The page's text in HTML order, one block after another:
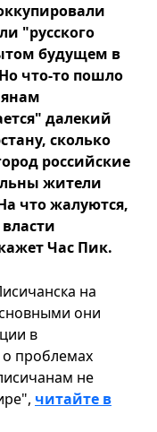
"русского
будущем в
что-то пошло
далекий
сколько
российские
жители
что жалуются,
Час Пик.
на
они
в
проблемах
не
читайте в